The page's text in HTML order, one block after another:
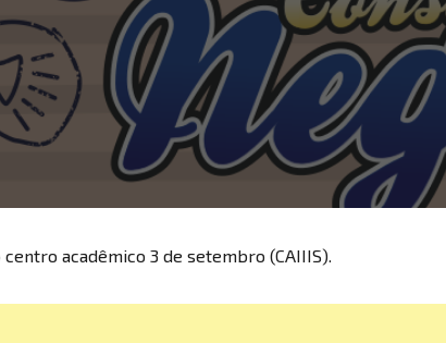
acadêmico 3 de setembro (CAIIIS).